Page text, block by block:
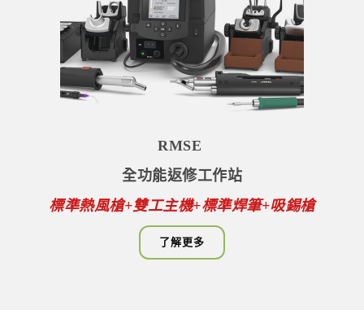
RMSE
全功能返修工作站
標準熱風槍+雙工主機+標準焊筆+吸錫槍
了解更多